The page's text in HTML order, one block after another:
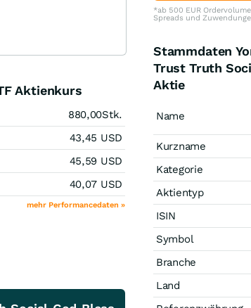
Aktienkurs
880,00Stk.
43,45 USD
45,59 USD
40,07 USD
mehr Performancedaten »
*ab 500 EUR
Spreads und
Stammdaten
Trust Truth
Aktie
Name
Kurzname
Kategorie
Aktientyp
ISIN
Symbol
Branche
Land